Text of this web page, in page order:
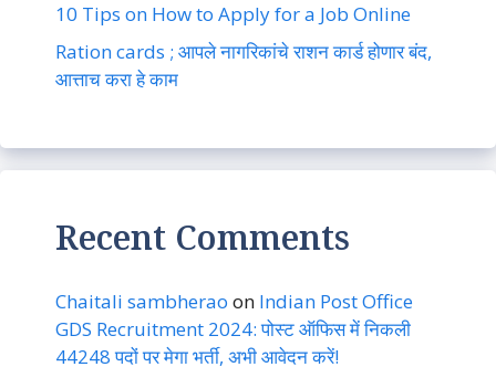
10 Tips on How to Apply for a Job Online
Ration cards ; आपले नागरिकांचे राशन कार्ड होणार बंद,
आत्ताच करा हे काम
Recent Comments
Chaitali sambherao on Indian Post Office
GDS Recruitment 2024: पोस्ट ऑफिस में निकली
44248 पदों पर मेगा भर्ती, अभी आवेदन करें!